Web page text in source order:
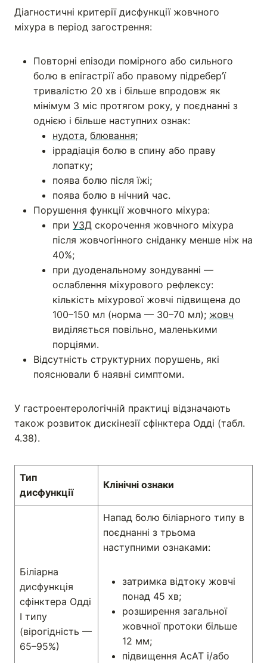
Діагностичні критерії дисфункції жовчного
міхура в період загострення:
Повторні епізоди помірного або сильного
болю в епігастрії або правому підребер’ї
тривалістю 20 хв і більше впродовж як
мінімум 3 міс протягом року, у поєднанні з
однією і більше наступних ознак:
нудота, блювання;
іррадіація болю в спину або праву
лопатку;
поява болю після їжі;
поява болю в нічний час.
Порушення функції жовчного міхура:
при УЗД скорочення жовчного міхура
після жовчогінного сніданку менше ніж на
40%;
при дуоденальному зондуванні —
ослаблення міхурового рефлексу:
кількість міхурової жовчі підвищена до
100–150 мл (норма — 30–70 мл); жовч
виділяється повільно, маленькими
порціями.
Відсутність структурних порушень, які
пояснювали б наявні симптоми.
У гастроентерологічній практиці відзначають
також розвиток дискінезії сфінктера Одді (табл.
4.38).
Тип
дисфункції
Клінічні ознаки
Біліарна
дисфункція
сфінктера Одді
І типу
(вірогідність —
65–95%)
Напад болю біліарного типу в
поєднанні з трьома
наступними ознаками:
затримка відтоку жовчі
понад 45 хв;
розширення загальної
жовчної протоки більше
12 мм;
підвищення АсАТ і/або